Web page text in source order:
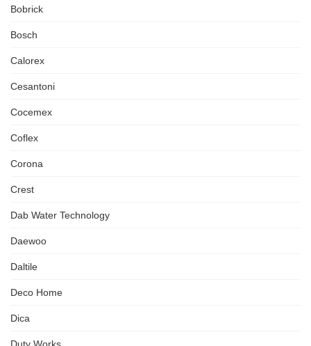
Bobrick
Bosch
Calorex
Cesantoni
Cocemex
Coflex
Corona
Crest
Dab Water Technology
Daewoo
Daltile
Deco Home
Dica